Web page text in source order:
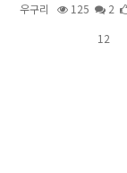
우구리 125 2
12